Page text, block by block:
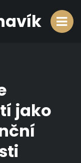
jako